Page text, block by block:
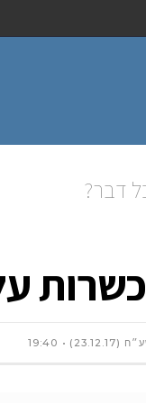
דבר?
19:40